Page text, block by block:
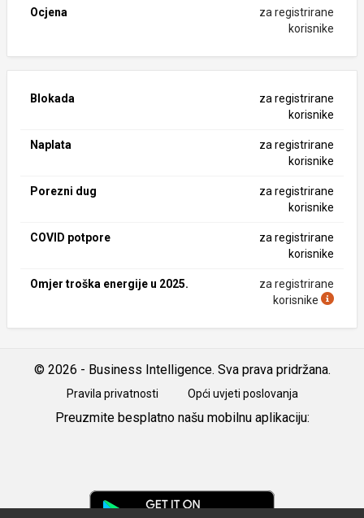
Ocjena
za registrirane
korisnike
Blokada
za registrirane
korisnike
Naplata
za registrirane
korisnike
Porezni dug
za registrirane
korisnike
COVID potpore
za registrirane
korisnike
Omjer troška energije u 2025.
za registrirane
korisnike
© 2026 - Business Intelligence. Sva prava pridržana.
Pravila privatnosti Opći uvjeti poslovanja
Preuzmite besplatno našu mobilnu aplikaciju: